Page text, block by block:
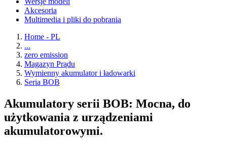
Akcesoria
Multimedia i pliki do pobrania
Home - PL
...
zero emission
Magazyn Prądu
Wymienny akumulator i ładowarki
Seria BOB
Akumulatory serii BOB: Mocna, do
użytkowania z urządzeniami
akumulatorowymi.